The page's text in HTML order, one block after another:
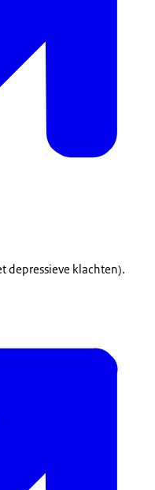
depressieve klachten).